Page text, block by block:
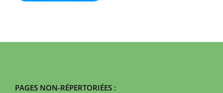
PAGES NON-RÉPERTORIÉES :